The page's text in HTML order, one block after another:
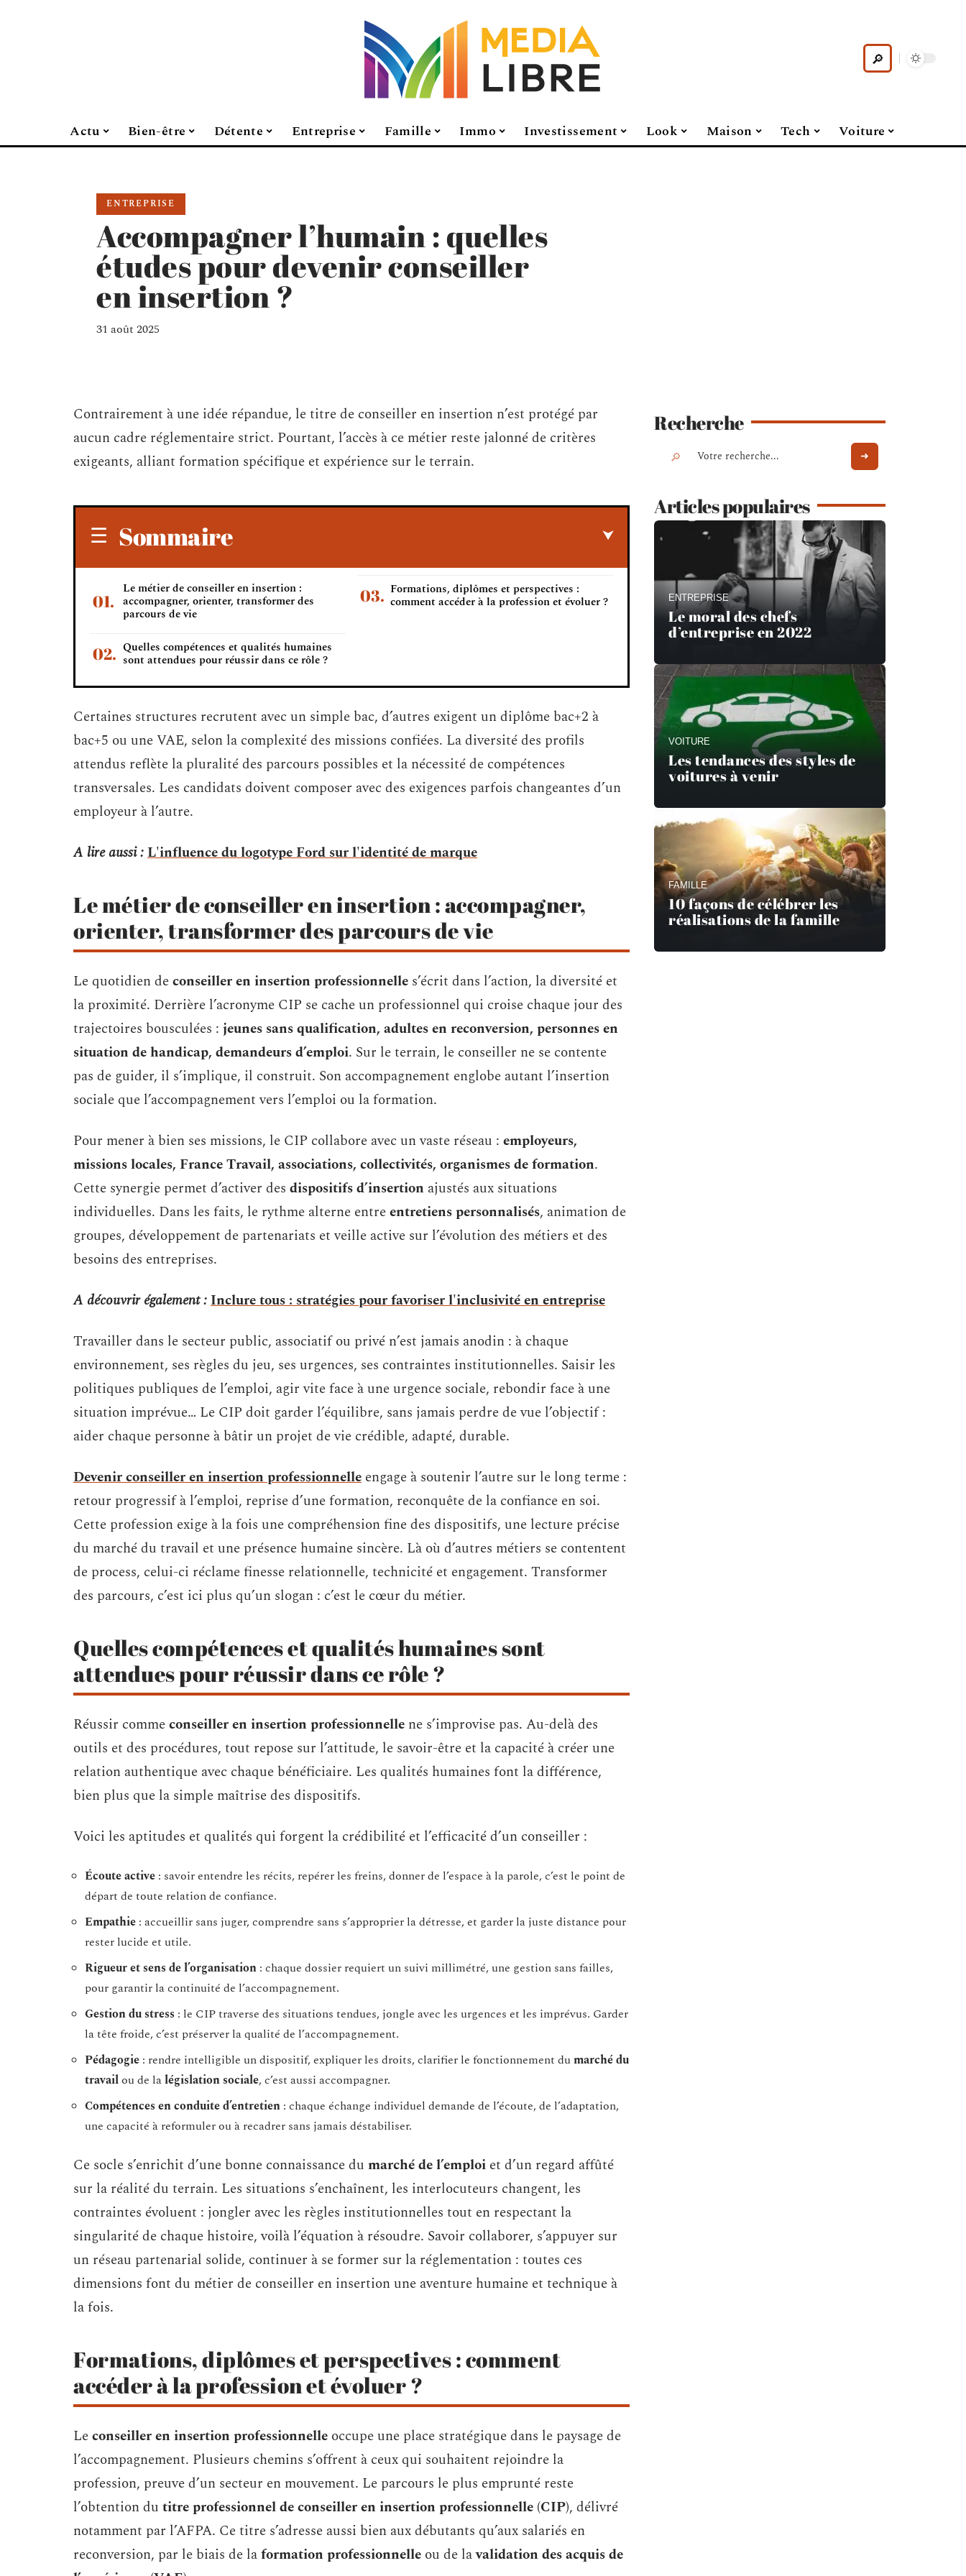
Actu Bien-être Détente Entreprise Famille Immo Investissement Look Maison Tech Voiture
ENTREPRISE
Accompagner l’humain : quelles
études pour devenir conseiller
en insertion ?
31 août 2025
Contrairement à une idée répandue, le titre de conseiller en insertion n’est protégé par
aucun cadre réglementaire strict. Pourtant, l’accès à ce métier reste jalonné de critères
exigeants, alliant formation spécifique et expérience sur le terrain.
Sommaire
Le métier de conseiller en insertion :
accompagner, orienter, transformer des
parcours de vie
Quelles compétences et qualités humaines
sont attendues pour réussir dans ce rôle ?
Formations, diplômes et perspectives :
comment accéder à la profession et évoluer ?
Certaines structures recrutent avec un simple bac, d’autres exigent un diplôme bac+2 à
bac+5 ou une VAE, selon la complexité des missions confiées. La diversité des profils
attendus reflète la pluralité des parcours possibles et la nécessité de compétences
transversales. Les candidats doivent composer avec des exigences parfois changeantes d’un
employeur à l’autre.
A lire aussi :L'influence du logotype Ford sur l'identité de marque
Le métier de conseiller en insertion : accompagner,
orienter, transformer des parcours de vie
Le quotidien deconseiller en insertion professionnelle s’écrit dans l’action, la diversité et
la proximité. Derrière l’acronyme CIP se cache un professionnel qui croise chaque jour des
trajectoires bousculées : jeunes sans qualification, adultes en reconversion, personnes en
situation de handicap, demandeurs d’emploi. Sur le terrain, le conseiller ne se contente
pas de guider, il s’implique, il construit. Son accompagnement englobe autant l’insertion
sociale que l’accompagnement vers l’emploi ou la formation.
Pour mener à bien ses missions, le CIP collabore avec un vaste réseau : employeurs,
missions locales, France Travail, associations, collectivités, organismes de formation.
Cette synergie permet d’activer des dispositifs d’insertion ajustés aux situations
individuelles. Dans les faits, le rythme alterne entreentretiens personnalisés, animation de
groupes, développement de partenariats et veille active sur l’évolution des métiers et des
besoins des entreprises.
A découvrir également :Inclure tous : stratégies pour favoriser l'inclusivité en entreprise
Travailler dans le secteur public, associatif ou privé n’est jamais anodin : à chaque
environnement, ses règles du jeu, ses urgences, ses contraintes institutionnelles. Saisir les
politiques publiques de l’emploi, agir vite face à une urgence sociale, rebondir face à une
situation imprévue… Le CIP doit garder l’équilibre, sans jamais perdre de vue l’objectif :
aider chaque personne à bâtir un projet de vie crédible, adapté, durable.
Devenir conseiller en insertion professionnelle engage à soutenir l’autre sur le long terme :
retour progressif à l’emploi, reprise d’une formation, reconquête de la confiance en soi.
Cette profession exige à la fois une compréhension fine des dispositifs, une lecture précise
du marché du travail et une présence humaine sincère. Là où d’autres métiers se contentent
de process, celui-ci réclame finesse relationnelle, technicité et engagement. Transformer
des parcours, c’est ici plus qu’un slogan : c’est le cœur du métier.
Quelles compétences et qualités humaines sont
attendues pour réussir dans ce rôle ?
Réussir commeconseiller en insertion professionnelle ne s’improvise pas. Au-delà des
outils et des procédures, tout repose sur l’attitude, le savoir-être et la capacité à créer une
relation authentique avec chaque bénéficiaire. Les qualités humaines font la différence,
bien plus que la simple maîtrise des dispositifs.
Voici les aptitudes et qualités qui forgent la crédibilité et l’efficacité d’un conseiller :
Écoute active : savoir entendre les récits, repérer les freins, donner de l’espace à la parole, c’est le point de
départ de toute relation de confiance.
Empathie : accueillir sans juger, comprendre sans s’approprier la détresse, et garder la juste distance pour
rester lucide et utile.
Rigueur et sens de l’organisation : chaque dossier requiert un suivi millimétré, une gestion sans failles,
pour garantir la continuité de l’accompagnement.
Gestion du stress : le CIP traverse des situations tendues, jongle avec les urgences et les imprévus. Garder
la tête froide, c’est préserver la qualité de l’accompagnement.
Pédagogie : rendre intelligible un dispositif, expliquer les droits, clarifier le fonctionnement dumarché du
travailou de lalégislation sociale, c’est aussi accompagner.
Compétences en conduite d’entretien : chaque échange individuel demande de l’écoute, de l’adaptation,
une capacité à reformuler ou à recadrer sans jamais déstabiliser.
Ce socle s’enrichit d’une bonne connaissance du marché de l’emploi et d’un regard affûté
sur la réalité du terrain. Les situations s’enchaînent, les interlocuteurs changent, les
contraintes évoluent : jongler avec les règles institutionnelles tout en respectant la
singularité de chaque histoire, voilà l’équation à résoudre. Savoir collaborer, s’appuyer sur
un réseau partenarial solide, continuer à se former sur la réglementation : toutes ces
dimensions font du métier de conseiller en insertion une aventure humaine et technique à
la fois.
Formations, diplômes et perspectives : comment
accéder à la profession et évoluer ?
Leconseiller en insertion professionnelle occupe une place stratégique dans le paysage de
l’accompagnement. Plusieurs chemins s’offrent à ceux qui souhaitent rejoindre la
profession, preuve d’un secteur en mouvement. Le parcours le plus emprunté reste
l’obtention du titre professionnel de conseiller en insertion professionnelle (CIP), délivré
notamment par l’AFPA. Ce titre s’adresse aussi bien aux débutants qu’aux salariés en
reconversion, par le biais de laformation professionnelle ou de lavalidation des acquis de
Recherche
Articles populaires
ENTREPRISE
Le moral des chefs
d’entreprise en 2022
VOITURE
Les tendances des styles de
voitures à venir
FAMILLE
10 façons de célébrer les
réalisations de la famille